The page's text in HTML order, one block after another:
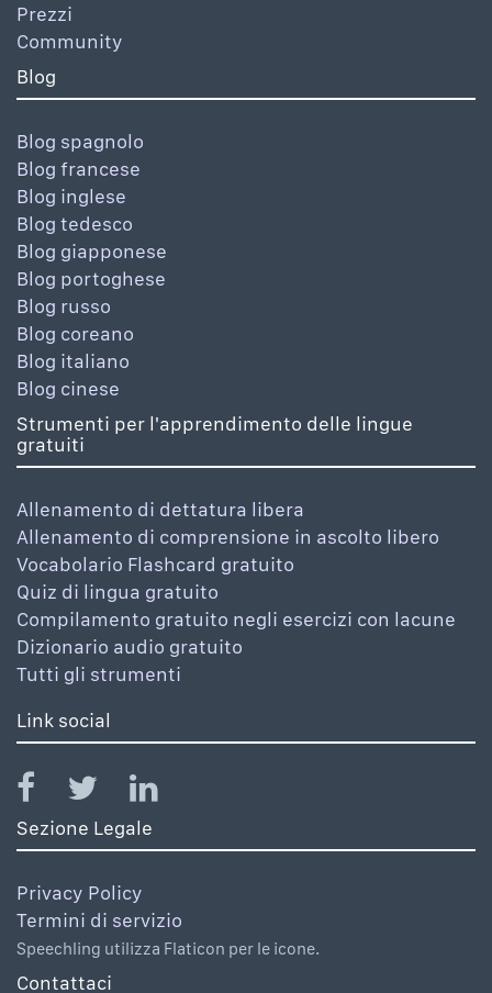
Prezzi
Community
Blog
Blog spagnolo
Blog francese
Blog inglese
Blog tedesco
Blog giapponese
Blog portoghese
Blog russo
Blog coreano
Blog italiano
Blog cinese
Strumenti per l'apprendimento delle lingue
gratuiti
Allenamento di dettatura libera
Allenamento di comprensione in ascolto libero
Vocabolario Flashcard gratuito
Quiz di lingua gratuito
Compilamento gratuito negli esercizi con lacune
Dizionario audio gratuito
Tutti gli strumenti
Link social
Sezione Legale
Privacy Policy
Termini di servizio
Speechling utilizza Flaticon per le icone.
Contattaci